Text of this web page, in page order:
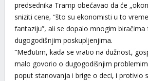
predsednika Tramp obećavao da će
sniziti cene, “što su ekonomisti u to
fantaziju”, ali se dopalo mnogim biračima
dugogodišnjim poskupljenjima.
“Međutim, kada se vratio na dužnost,
malo govorio o dugogodišnjim
poput stanovanja i brige o deci, i protivio